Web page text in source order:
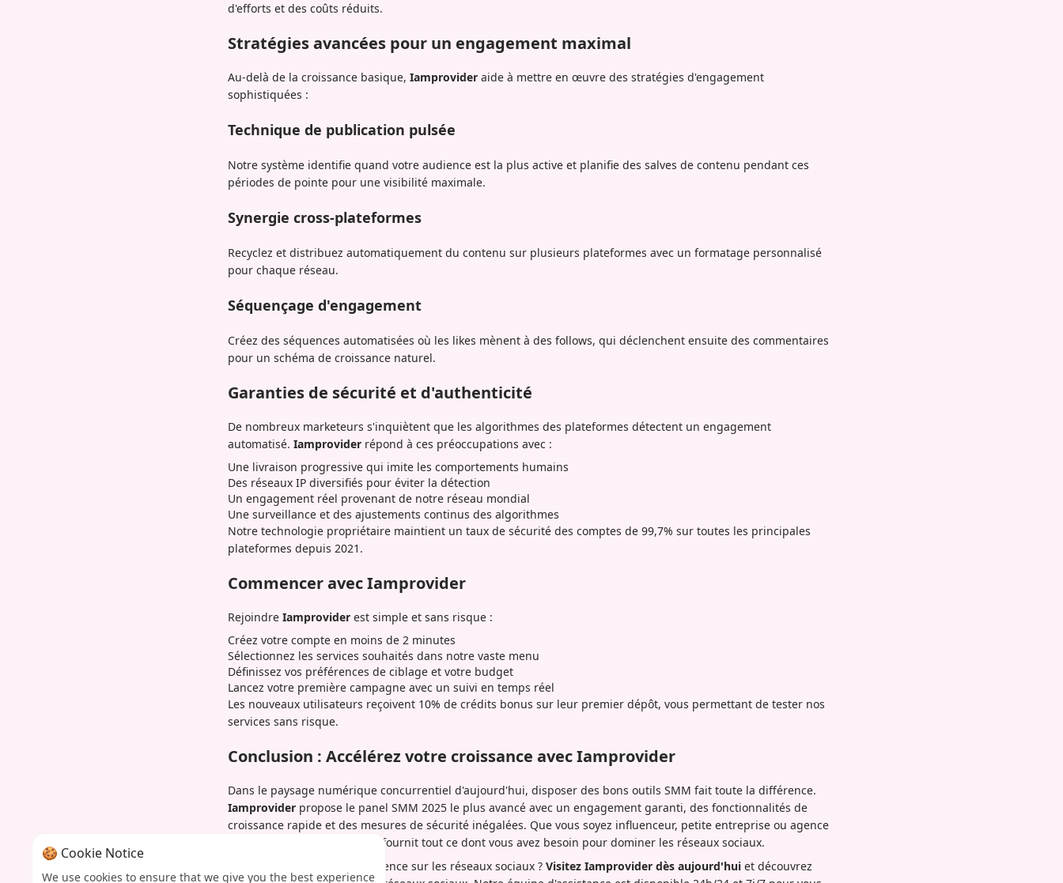
d'efforts et des coûts réduits.
Stratégies avancées pour un engagement maximal
Au-delà de la croissance basique, Iamprovider aide à mettre en œuvre des stratégies d'engagement
sophistiquées :
Technique de publication pulsée
Notre système identifie quand votre audience est la plus active et planifie des salves de contenu pendant ces
périodes de pointe pour une visibilité maximale.
Synergie cross-plateformes
Recyclez et distribuez automatiquement du contenu sur plusieurs plateformes avec un formatage personnalisé
pour chaque réseau.
Séquençage d'engagement
Créez des séquences automatisées où les likes mènent à des follows, qui déclenchent ensuite des commentaires
pour un schéma de croissance naturel.
Garanties de sécurité et d'authenticité
De nombreux marketeurs s'inquiètent que les algorithmes des plateformes détectent un engagement
automatisé. Iamprovider répond à ces préoccupations avec :
Une livraison progressive qui imite les comportements humains
Des réseaux IP diversifiés pour éviter la détection
Un engagement réel provenant de notre réseau mondial
Une surveillance et des ajustements continus des algorithmes
Notre technologie propriétaire maintient un taux de sécurité des comptes de 99,7% sur toutes les principales
plateformes depuis 2021.
Commencer avec Iamprovider
Rejoindre Iamprovider est simple et sans risque :
Créez votre compte en moins de 2 minutes
Sélectionnez les services souhaités dans notre vaste menu
Définissez vos préférences de ciblage et votre budget
Lancez votre première campagne avec un suivi en temps réel
Les nouveaux utilisateurs reçoivent 10% de crédits bonus sur leur premier dépôt, vous permettant de tester nos
services sans risque.
Conclusion : Accélérez votre croissance avec Iamprovider
Dans le paysage numérique concurrentiel d'aujourd'hui, disposer des bons outils SMM fait toute la différence.
Iamprovider propose le panel SMM 2025 le plus avancé avec un engagement garanti, des fonctionnalités de
croissance rapide et des mesures de sécurité inégalées. Que vous soyez influenceur, petite entreprise ou agence
marketing, notre plateforme fournit tout ce dont vous avez besoin pour dominer les réseaux sociaux.
Prêt à transformer votre présence sur les réseaux sociaux ? Visitez Iamprovider dès aujourd'hui et découvrez
🍪 Cookie Notice
We use cookies to ensure that we give you the best experience